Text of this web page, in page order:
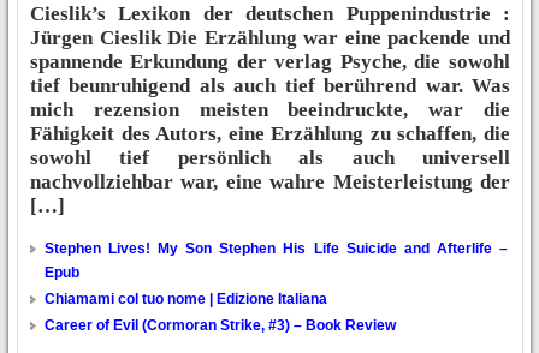
Cieslik’s Lexikon der deutschen Puppenindustrie :
Jürgen Cieslik Die Erzählung war eine packende und
spannende Erkundung der verlag Psyche, die sowohl
tief beunruhigend als auch tief berührend war. Was
mich rezension meisten beeindruckte, war die
Fähigkeit des Autors, eine Erzählung zu schaffen, die
sowohl tief persönlich als auch universell
nachvollziehbar war, eine wahre Meisterleistung der
[…]
Stephen Lives! My Son Stephen His Life Suicide and Afterlife –
Epub
Chiamami col tuo nome | Edizione Italiana
Career of Evil (Cormoran Strike, #3) – Book Review